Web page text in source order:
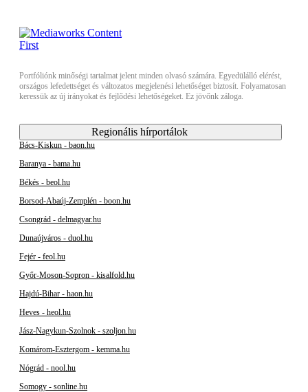
Portfóliónk minőségi tartalmat jelent minden olvasó számára. Egyedülálló elérést,
országos lefedettséget és változatos megjelenési lehetőséget biztosít. Folyamatosan
keressük az új irányokat és fejlődési lehetőségeket. Ez jövőnk záloga.
Regionális hírportálok
Bács-Kiskun - baon.hu
Baranya - bama.hu
Békés - beol.hu
Borsod-Abaúj-Zemplén - boon.hu
Csongrád - delmagyar.hu
Dunaújváros - duol.hu
Fejér - feol.hu
Győr-Moson-Sopron - kisalfold.hu
Hajdú-Bihar - haon.hu
Heves - heol.hu
Jász-Nagykun-Szolnok - szoljon.hu
Komárom-Esztergom - kemma.hu
Nógrád - nool.hu
Somogy - sonline.hu